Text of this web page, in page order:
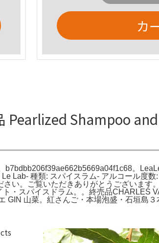
カ
Pearlized Shampoo
。
Lab- 種類: スパイスラム- アルコール度
い。ご覧いただきありがとうございます
・スパイスドラム。。終売品CHARLES
GIN 山菜。紅さんご・本場泡盛・石垣島３